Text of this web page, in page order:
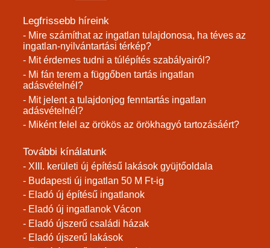
Legfrissebb híreink
- Mire számíthat az ingatlan tulajdonosa, ha téves az
ingatlan-nyilvántartási térkép?
- Mit érdemes tudni a túlépítés szabályairól?
- Mi fán terem a függőben tartás ingatlan
adásvételnél?
- Mit jelent a tulajdonjog fenntartás ingatlan
adásvételnél?
- Miként felel az örökös az örökhagyó tartozásáért?
További kínálatunk
- XIII. kerületi új építésű lakások gyüjtőoldala
- Budapesti új ingatlan 50 M Ft-ig
- Eladó új építésű ingatlanok
- Eladó új ingatlanok Vácon
- Eladó újszerű családi házak
- Eladó újszerű lakások